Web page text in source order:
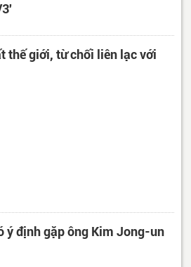
thế giới, từ chối liên lạc với
ý định gặp ông Kim Jong-un